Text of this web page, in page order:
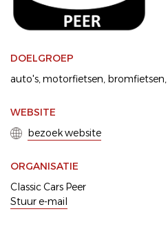
DOELGROEP
auto's motorfietsen bromfietsen
WEBSITE
bezoek website
ORGANISATIE
Classic Cars Peer
Stuur e-mail